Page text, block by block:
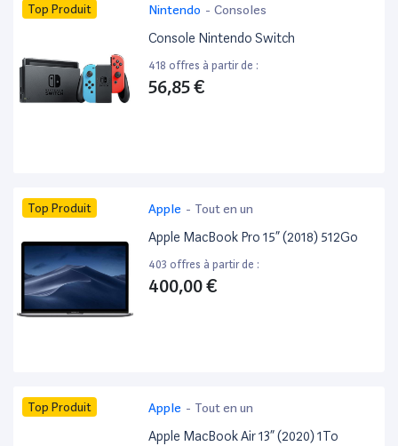
Top Produit Nintendo - Consoles
Console Nintendo Switch
418 offres à partir de :
56,85 €
Top Produit Apple - Tout en un
Apple MacBook Pro 15” (2018) 512Go
403 offres à partir de :
400,00 €
Top Produit Apple - Tout en un
Apple MacBook Air 13” (2020) 1To